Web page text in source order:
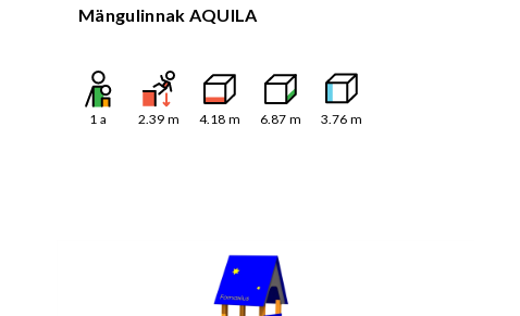
Mängulinnak AQUILA
1 a 2.39 m 4.18 m 6.87 m 3.76 m